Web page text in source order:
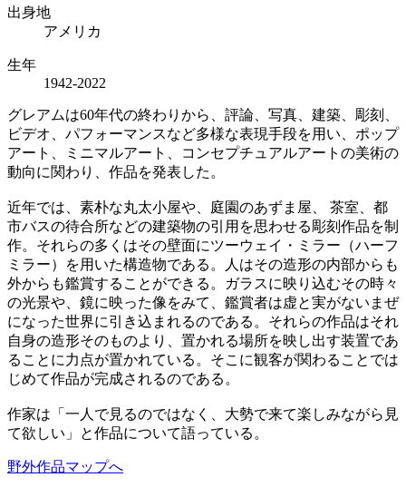
出身地
アメリカ
生年
1942-2022
グレアムは60年代の終わりから、評論、写真、建築、彫刻、
ビデオ、パフォーマンスなど多様な表現手段を用い、ポップ
アート、ミニマルアート、コンセプチュアルアートの美術の
動向に関わり、作品を発表した。
近年では、素朴な丸太小屋や、庭園のあずま屋、 茶室、都
市バスの待合所などの建築物の引用を思わせる彫刻作品を制
作。それらの多くはその壁面にツーウェイ・ミラー（ハーフ
ミラー）を用いた構造物である。人はその造形の内部からも
外からも鑑賞することができる。ガラスに映り込むその時々
の光景や、鏡に映った像をみて、鑑賞者は虚と実がないまぜ
になった世界に引き込まれるのである。それらの作品はそれ
自身の造形そのものより、置かれる場所を映し出す装置であ
ることに力点が置かれている。そこに観客が関わることでは
じめて作品が完成されるのである。
作家は「一人で見るのではなく、大勢で来て楽しみながら見
て欲しい」と作品について語っている。
野外作品マップへ